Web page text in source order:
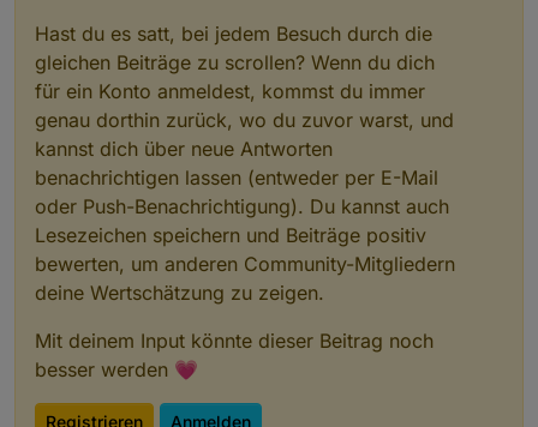
Hast du es satt, bei jedem Besuch durch die
gleichen Beiträge zu scrollen? Wenn du dich
für ein Konto anmeldest, kommst du immer
genau dorthin zurück, wo du zuvor warst, und
kannst dich über neue Antworten
benachrichtigen lassen (entweder per E-Mail
oder Push-Benachrichtigung). Du kannst auch
Lesezeichen speichern und Beiträge positiv
bewerten, um anderen Community-Mitgliedern
deine Wertschätzung zu zeigen.
Mit deinem Input könnte dieser Beitrag noch
besser werden 💗
Registrieren Anmelden